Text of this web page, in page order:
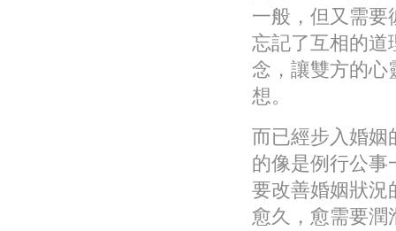
一般，但又需要
忘記了互相的道
念，讓雙方的心
想。
而已經步入婚姻
的像是例行公事
要改善婚姻狀況
愈久，愈需要潤